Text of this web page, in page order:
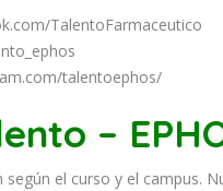
TalentoFarmaceutico
talentoephos/
–
según el curso y el campus.